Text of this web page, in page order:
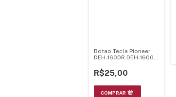
Botao Tecla Pioneer
DEH-1600R DEH-1600 -
R$25,00